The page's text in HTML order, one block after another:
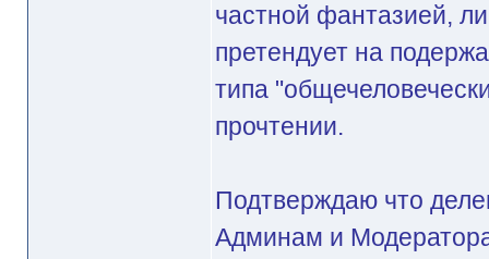
частной фантазией,
претендует на
типа
прочтении.
Подтверждаю что
Админам и